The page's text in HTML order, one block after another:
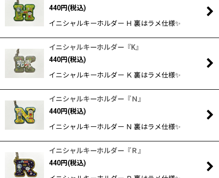
440円(税込)
イニシャルキーホルダー Ｈ 裏はラメ仕様✨
イニシャルキーホルダー『K』
440円(税込)
イニシャルキーホルダー Ｋ 裏はラメ仕様✨
イニシャルキーホルダー『Ｎ』
440円(税込)
イニシャルキーホルダー Ｎ 裏はラメ仕様✨
イニシャルキーホルダー『Ｒ』
440円(税込)